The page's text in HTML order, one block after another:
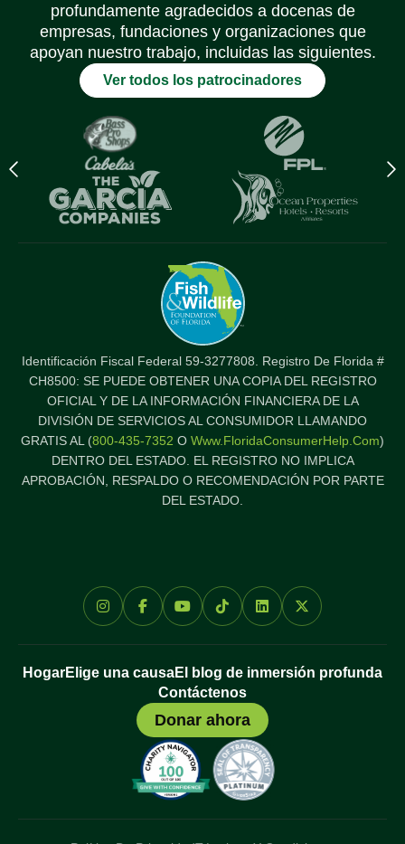
profundamente agradecidos a docenas de
empresas, fundaciones y organizaciones que
apoyan nuestro trabajo, incluidas las siguientes.
Ver todos los patrocinadores
Elemento
del
logotipo
anterior
Identificación Fiscal Federal 59-3277808. Registro De Florida #
CH8500: SE PUEDE OBTENER UNA COPIA DEL REGISTRO
OFICIAL Y DE LA INFORMACIÓN FINANCIERA DE LA
DIVISIÓN DE SERVICIOS AL CONSUMIDOR LLAMANDO
GRATIS AL (800-435-7352 O Www.FloridaConsumerHelp.com)
DENTRO DEL ESTADO. EL REGISTRO NO IMPLICA
APROBACIÓN, RESPALDO O RECOMENDACIÓN POR PARTE
DEL ESTADO.
HogarElige una causaEl blog de inmersión profunda
Contáctenos
Donar ahora